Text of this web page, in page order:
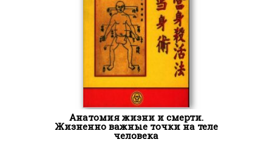
Aнатомия жизни и смерти.
Жизненно важные точки на теле
человека